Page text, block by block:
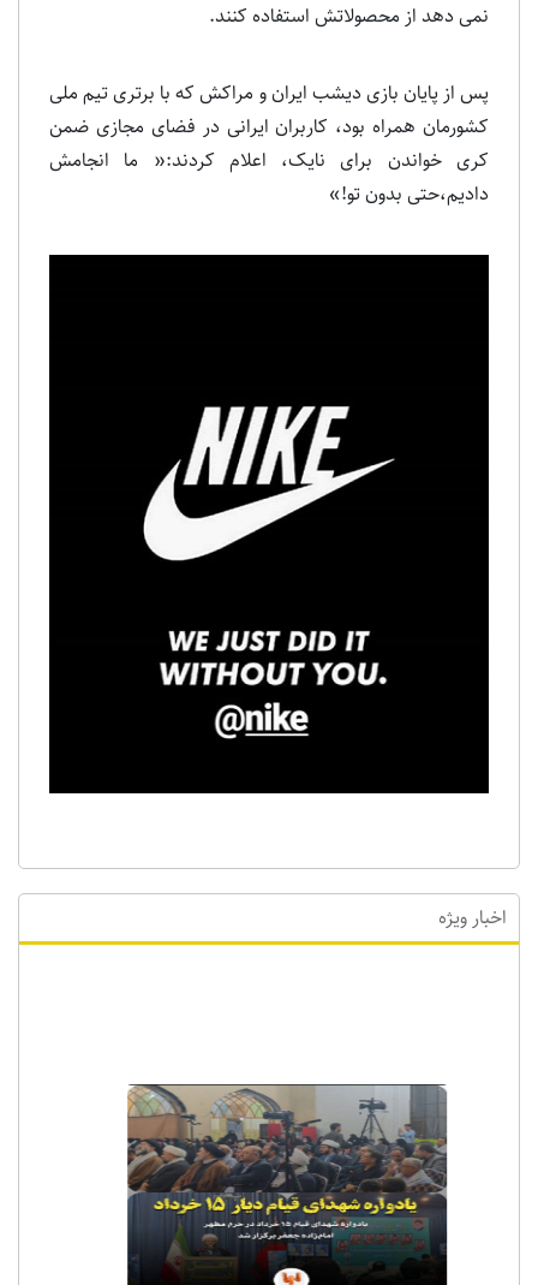
نمی دهد از محصولاتش استفاده کنند.
پس از پایان بازی دیشب ایران و مراکش که با برتری تیم ملی
کشورمان همراه بود، کاربران ایرانی در فضای مجازی ضمن
کری خواندن برای نایک، اعلام کردند:« ما انجامش
دادیم،حتی بدون تو!»
اخبار ویژه